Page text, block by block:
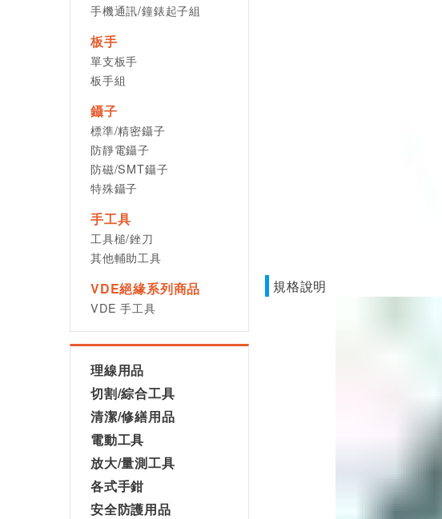
手機通訊/鐘錶起子組
板手
單支板手
板手組
鑷子
標準/精密鑷子
防靜電鑷子
防磁/SMT鑷子
特殊鑷子
手工具
工具槌/銼刀
其他輔助工具
VDE絕緣系列商品
VDE 手工具
理線用品
切割/綜合工具
清潔/修繕用品
電動工具
放大/量測工具
各式手鉗
安全防護用品
規格說明